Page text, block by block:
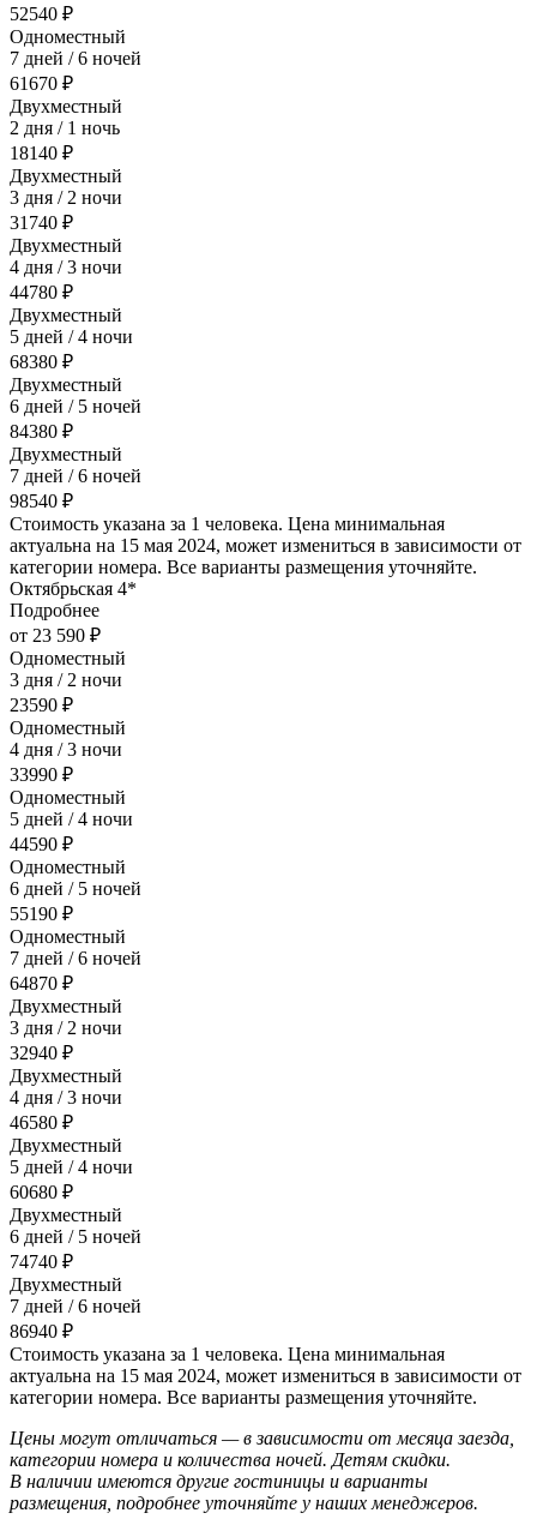
52540 ₽
Одноместный
7 дней / 6 ночей
61670 ₽
Двухместный
2 дня / 1 ночь
18140 ₽
Двухместный
3 дня / 2 ночи
31740 ₽
Двухместный
4 дня / 3 ночи
44780 ₽
Двухместный
5 дней / 4 ночи
68380 ₽
Двухместный
6 дней / 5 ночей
84380 ₽
Двухместный
7 дней / 6 ночей
98540 ₽
Стоимость указана за 1 человека. Цена минимальная
актуальна на 15 мая 2024, может измениться в зависимости от
категории номера. Все варианты размещения уточняйте.
Октябрьская 4*
Подробнее
от 23 590 ₽
Одноместный
3 дня / 2 ночи
23590 ₽
Одноместный
4 дня / 3 ночи
33990 ₽
Одноместный
5 дней / 4 ночи
44590 ₽
Одноместный
6 дней / 5 ночей
55190 ₽
Одноместный
7 дней / 6 ночей
64870 ₽
Двухместный
3 дня / 2 ночи
32940 ₽
Двухместный
4 дня / 3 ночи
46580 ₽
Двухместный
5 дней / 4 ночи
60680 ₽
Двухместный
6 дней / 5 ночей
74740 ₽
Двухместный
7 дней / 6 ночей
86940 ₽
Стоимость указана за 1 человека. Цена минимальная
актуальна на 15 мая 2024, может измениться в зависимости от
категории номера. Все варианты размещения уточняйте.
Цены могут отличаться — в зависимости от месяца заезда,
категории номера и количества ночей. Детям скидки.
В наличии имеются другие гостиницы и варианты
размещения, подробнее уточняйте у наших менеджеров.